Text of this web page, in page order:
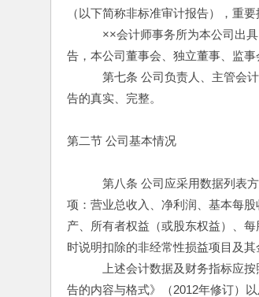
（以下简称非标准审计报告），重
××会计师事务所为本公司出具了
告，本公司董事会、独立董事、监
第七条 公司负责人、主管会计工
告的真实、完整。
第二节 公司基本情况
第八条 公司应采用数据列表方式
项：营业总收入、净利润、基本每
产、所有者权益（或股东权益）、
时说明扣除的非经常性损益项目及其
上述会计数据及财务指标应按照
告的内容与格式》（2012年修订）